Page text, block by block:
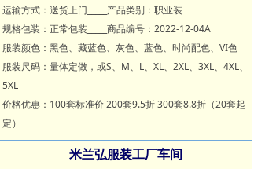
运输方式：送货上门_____产品类别：职业装
规格包装：正常包装_____商品编号：2022-12-04A
服装颜色：黑色、藏蓝色、灰色、蓝色、时尚配色、VI色
服装尺码：量体定做，或S、M、L、XL、2XL、3XL、4XL、
5XL
价格优惠：100套标准价 200套9.5折 300套8.8折（20套起
定）
米兰弘服装工厂车间